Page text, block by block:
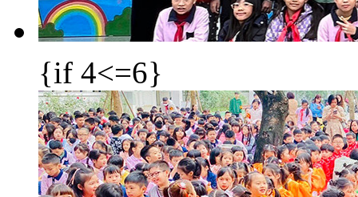
{if 4<=6}